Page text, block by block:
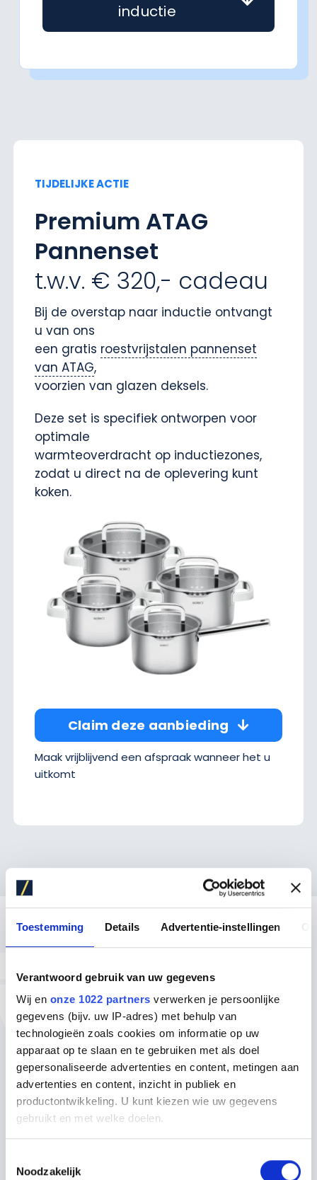
Toestemming Details Advertentie-instellingen
Verantwoord gebruik van uw gegevens
Wij en onze 1022 partners verwerken je persoonlijke
gegevens (bijv. uw IP-adres) met behulp van
technologieën zoals cookies om informatie op uw
apparaat op te slaan en te gebruiken met als doel
gepersonaliseerde advertenties en content, metingen aan
advertenties en content, inzicht in publiek en
productontwikkeling. U kunt kiezen wie uw gegevens
gebruikt en met welke doelen.
Informatie verzamelen over uw geografische locatie,
Noodzakelijk
inductie
TIJDELIJKE ACTIE
Premium ATAG
Pannenset
t.w.v. € 320,- cadeau
Bij de overstap naar inductie ontvangt
u van ons
een gratis roestvrijstalen pannenset
van ATAG,
voorzien van glazen deksels.
Deze set is specifiek ontworpen voor
optimale
warmteoverdracht op inductiezones,
zodat u direct na de oplevering kunt
koken.
Claim deze aanbieding
Maak vrijblijvend een afspraak wanneer het u
uitkomt
Kwalitatieve
apparatuur
van gerenommeerde
merken
Iedere keuken stelt andere eisen aan de
indeling en het formaat. Wij werken
uitsluitend met A-merken en bieden flexibele